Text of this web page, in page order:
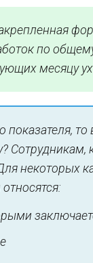
по
месяцу
показателя,
Сотрудникам,
некоторых